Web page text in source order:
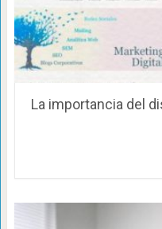
La importancia del